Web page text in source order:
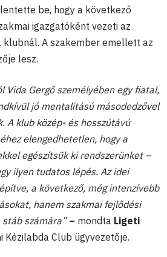
be, hogy a következő
igazgatóként vezeti az
A szakember emellett az
lesz.
Vida Gergő személyében egy fiatal,
jó mentalitású másodedzővel
A klub közép- és hosszútávú
elengedhetetlen, hogy a
egészítsük ki rendszerünket –
ilyen tudatos lépés. Az idei
a következő, még intenzívebb
hanem szakmai fejlődési
számára” – mondta Ligeti
Kézilabda Club ügyvezetője.